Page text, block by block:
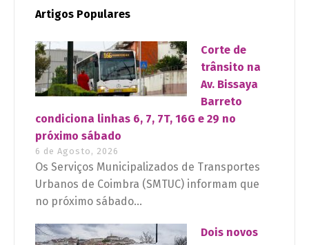
Artigos Populares
Corte de
trânsito na
Av. Bissaya
Barreto
condiciona linhas 6, 7, 7T, 16G e 29 no
próximo sábado
6 de Agosto, 2026
Os Serviços Municipalizados de Transportes
Urbanos de Coimbra (SMTUC) informam que
no próximo sábado...
Dois novos